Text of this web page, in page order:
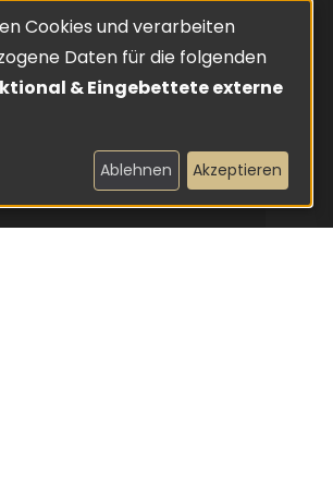
...mehr
Cookies und verarbeiten
Daten für die folgenden
& Eingebettete externe
Ablehnen Akzeptieren